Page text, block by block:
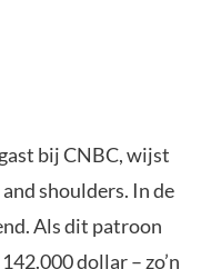
bij CNBC, wijst
shoulders. In de
Als dit patroon
dollar – zo’n